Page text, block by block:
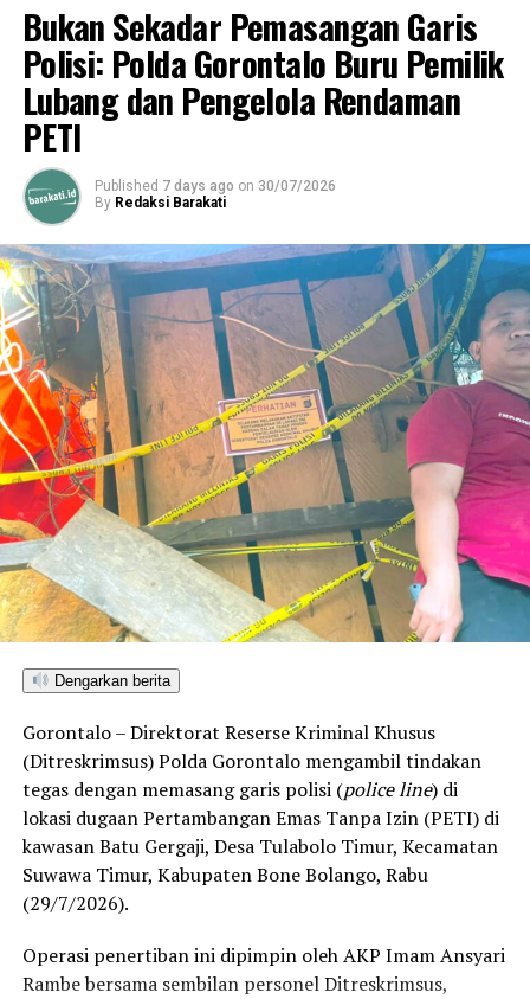
Bukan Sekadar Pemasangan Garis
Polisi: Polda Gorontalo Buru Pemilik
Lubang dan Pengelola Rendaman
PETI
Published 7 days ago on 30/07/2026
By Redaksi Barakati
Dengarkan berita
Gorontalo – Direktorat Reserse Kriminal Khusus
(Ditreskrimsus) Polda Gorontalo mengambil tindakan
tegas dengan memasang garis polisi (police line) di
lokasi dugaan Pertambangan Emas Tanpa Izin (PETI) di
kawasan Batu Gergaji, Desa Tulabolo Timur, Kecamatan
Suwawa Timur, Kabupaten Bone Bolango, Rabu
(29/7/2026).
Operasi penertiban ini dipimpin oleh AKP Imam Ansyari
Rambe bersama sembilan personel Ditreskrimsus,